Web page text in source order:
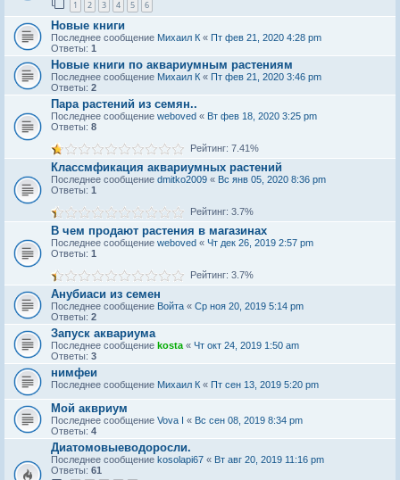
1 2 3 4 5 6
Новые книги
Последнее сообщение Михаил К « Пт фев 21, 2020 4:28 pm
Ответы: 1
Новые книги по аквариумным растениям
Последнее сообщение Михаил К « Пт фев 21, 2020 3:46 pm
Ответы: 2
Пара растений из семян..
Последнее сообщение weboved « Вт фев 18, 2020 3:25 pm
Ответы: 8
Рейтинг: 7.41%
Классмфикация аквариумных растений
Последнее сообщение dmitko2009 « Вс янв 05, 2020 8:36 pm
Ответы: 1
Рейтинг: 3.7%
В чем продают растения в магазинах
Последнее сообщение weboved « Чт дек 26, 2019 2:57 pm
Ответы: 1
Рейтинг: 3.7%
Анубиаси из семен
Последнее сообщение Войта « Ср ноя 20, 2019 5:14 pm
Ответы: 2
Запуск аквариума
Последнее сообщение kosta « Чт окт 24, 2019 1:50 am
Ответы: 3
нимфеи
Последнее сообщение Михаил К « Пт сен 13, 2019 5:20 pm
Мой аквриум
Последнее сообщение Vova I « Вс сен 08, 2019 8:34 pm
Ответы: 4
Диатомовыeводоросли.
Последнее сообщение kosolapi67 « Вт авг 20, 2019 11:16 pm
Ответы: 61